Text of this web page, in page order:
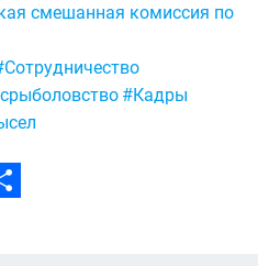
смешанная комиссия по
#Кадры